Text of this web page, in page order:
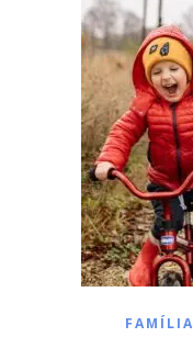
FAMÍLIA